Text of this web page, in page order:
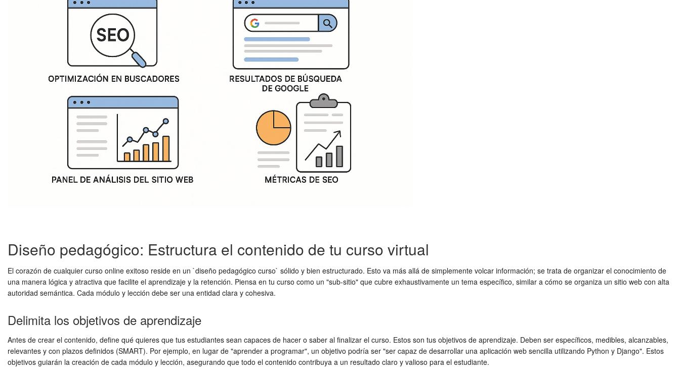
Diseño pedagógico: Estructura el contenido de tu curso virtual
El corazón de cualquier curso online exitoso reside en un `diseño pedagógico curso` sólido y bien estructurado. Esto va más allá de simplemente volcar información; se trata de organizar el conocimiento de
una manera lógica y atractiva que facilite el aprendizaje y la retención. Piensa en tu curso como un "sub-sitio" que cubre exhaustivamente un tema específico, similar a cómo se organiza un sitio web con alta
autoridad semántica. Cada módulo y lección debe ser una entidad clara y cohesiva.
Delimita los objetivos de aprendizaje
Antes de crear el contenido, define qué quieres que tus estudiantes sean capaces de hacer o saber al finalizar el curso. Estos son tus objetivos de aprendizaje. Deben ser específicos, medibles, alcanzables,
relevantes y con plazos definidos (SMART). Por ejemplo, en lugar de "aprender a programar", un objetivo podría ser "ser capaz de desarrollar una aplicación web sencilla utilizando Python y Django". Estos
objetivos guiarán la creación de cada módulo y lección, asegurando que todo el contenido contribuya a un resultado claro y valioso para el estudiante.